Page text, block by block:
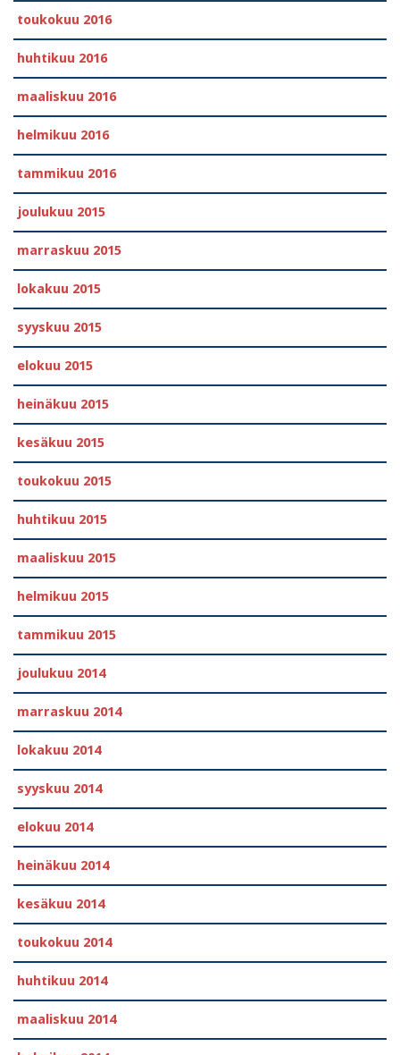
toukokuu 2016
huhtikuu 2016
maaliskuu 2016
helmikuu 2016
tammikuu 2016
joulukuu 2015
marraskuu 2015
lokakuu 2015
syyskuu 2015
elokuu 2015
heinäkuu 2015
kesäkuu 2015
toukokuu 2015
huhtikuu 2015
maaliskuu 2015
helmikuu 2015
tammikuu 2015
joulukuu 2014
marraskuu 2014
lokakuu 2014
syyskuu 2014
elokuu 2014
heinäkuu 2014
kesäkuu 2014
toukokuu 2014
huhtikuu 2014
maaliskuu 2014